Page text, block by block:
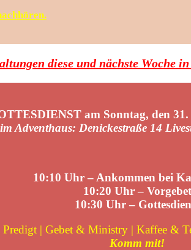
diese und nächste Woche
am Sonntag, den
im Adventhaus: Denickestraße 14
10:10 Uhr – Ankommen bei
10:20 Uhr – Vorgebet
10:30 Uhr –
| Gebet & Ministry | Kaffee &
Komm mit!